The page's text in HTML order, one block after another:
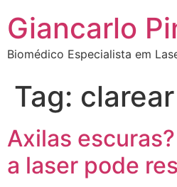
Giancarlo
Biomédico Especialista em
Tag:
Axilas
a laser pode